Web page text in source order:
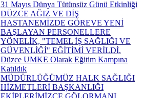
31 Mayıs Dünya Tütünsüz Günü Etkinliği
DÜZCE AĞIZ VE DİŞ
HASTANEMİZDE GÖREVE YENİ
BAŞLAYAN PERSONELLERE
YÖNELİK, "TEMEL İŞ SAĞLIĞI VE
GÜVENLİĞİ" EĞİTİMİ VERİLDİ.
Düzce UMKE Olarak Eğitim Kampına
Katıldık
MÜDÜRLÜĞÜMÜZ HALK SAĞLIĞI
HİZMETLERİ BAŞKANLIĞI
EKİPLERİMİZCE GÖLORMANI